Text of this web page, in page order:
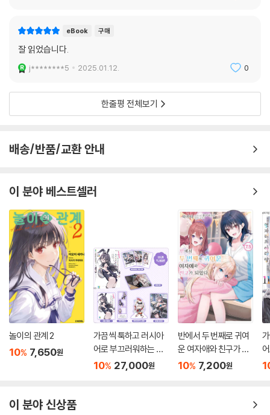
eBook 구매
잘 읽었습니다.
j********5 2025.01.12. 0
한줄평 전체보기
배송/반품/교환 안내
이 분야 베스트셀러
놀이의 관계 2
10% 7,650원
가끔씩 툭하고 러시아
어로 부끄러워하는 옆
자리의 아랴 양 11 특별
10% 27,000원
반에서 두 번째로 귀여
운 여자애와 친구가 되
었다 7.5
10% 7,200원
이 분야 신상품